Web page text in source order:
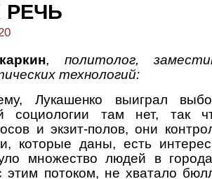
РЕЧЬ
, политолог,
технологий:
Лукашенко выиграл
социологии там нет,
и экзит-полов, они
которые даны, есть
множество людей в
этим потоком, не хватало